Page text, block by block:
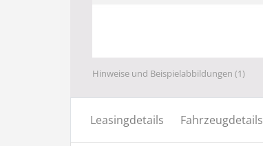
Hinweise und Beispielabbildungen (1)
Leasingdetails Fahrzeugdetails